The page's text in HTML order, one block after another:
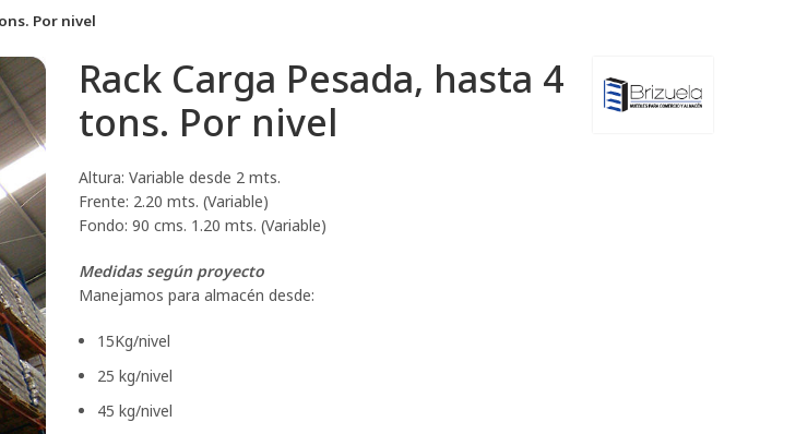
Por nivel
Rack Carga Pesada, hasta 4
tons. Por nivel
Altura: Variable desde 2 mts.
Frente: 2.20 mts. (Variable)
Fondo: 90 cms. 1.20 mts. (Variable)
Medidas según proyecto
Manejamos para almacén desde:
15Kg/nivel
25 kg/nivel
45 kg/nivel